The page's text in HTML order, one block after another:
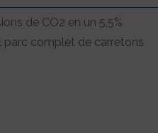
de CO2 en un 5,5%
complet de carretons